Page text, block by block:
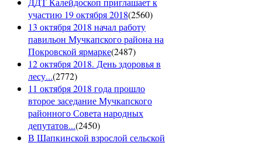
участию 19 октября 2018(2560)
13 октября 2018 начал работу
павильон Мучкапского района на
Покровской ярмарке(2487)
12 октября 2018. День здоровья в
лесу...(2772)
11 октября 2018 года прошло
второе заседание Мучкапского
районного Совета народных
депутатов...(2450)
В Шапкинской взрослой сельской